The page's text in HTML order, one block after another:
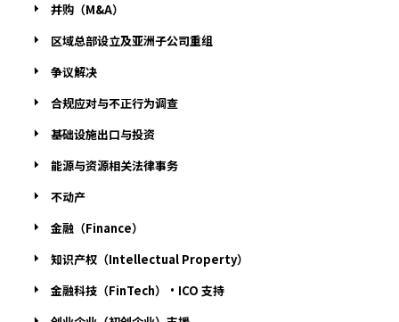
并购（M&A）
区域总部设立及亚洲子公司重组
争议解决
合规应对与不正行为调查
基础设施出口与投资
能源与资源相关法律事务
不动产
金融（Finance）
知识产权（Intellectual Property）
金融科技（FinTech）・ICO 支持